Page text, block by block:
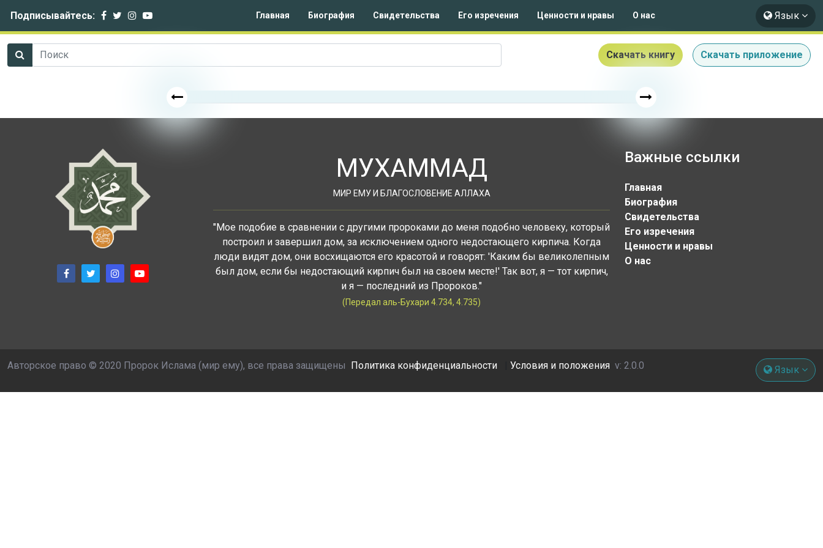
Подписывайтесь: Главная Биография Свидетельства Его изречения Ценности и нравы О нас Язык
Скачать книгу Скачать приложение
МУХАММАД
МИР ЕМУ И БЛАГОСЛОВЕНИЕ АЛЛАХА
"Мое подобие в сравнении с другими пророками до меня подобно человеку, который
построил и завершил дом, за исключением одного недостающего кирпича. Когда
люди видят дом, они восхищаются его красотой и говорят: 'Каким бы великолепным
был дом, если бы недостающий кирпич был на своем месте!' Так вот, я — тот кирпич,
и я — последний из Пророков."
(Передал аль-Бухари 4.734, 4.735)
Важные ссылки
Главная
Биография
Свидетельства
Его изречения
Ценности и нравы
О нас
Авторское право © 2020 Пророк Ислама (мир ему), все права защищены Политика конфиденциальности Условия и положения v: 2.0.0 Язык